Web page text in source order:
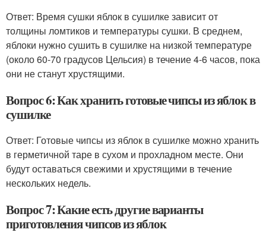
Ответ: Время сушки яблок в сушилке зависит от
толщины ломтиков и температуры сушки. В среднем,
яблоки нужно сушить в сушилке на низкой температуре
(около 60-70 градусов Цельсия) в течение 4-6 часов, пока
они не станут хрустящими.
Вопрос 6: Как хранить готовые чипсы из яблок в
сушилке
Ответ: Готовые чипсы из яблок в сушилке можно хранить
в герметичной таре в сухом и прохладном месте. Они
будут оставаться свежими и хрустящими в течение
нескольких недель.
Вопрос 7: Какие есть другие варианты
приготовления чипсов из яблок